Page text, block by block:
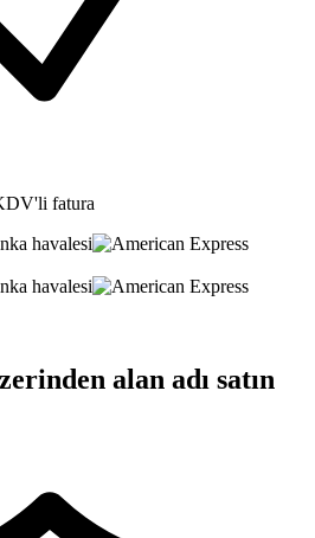
fatura
alan adı satın